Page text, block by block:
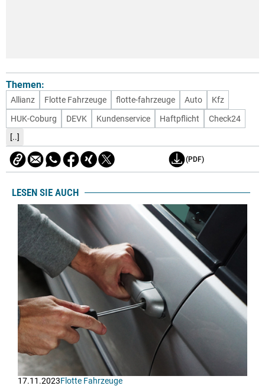
Themen:
Allianz Flotte Fahrzeuge flotte-fahrzeuge Auto
Kfz
HUK-Coburg
DEVK Kundenservice Haftpflicht
Check24
[..]
(PDF)
LESEN SIE AUCH
17.11.2023Flotte Fahrzeuge